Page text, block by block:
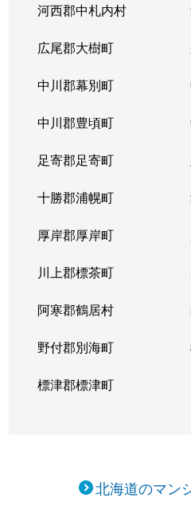
河西郡中札内村
広尾郡大樹町
中川郡幕別町
中川郡豊頃町
足寄郡足寄町
十勝郡浦幌町
厚岸郡厚岸町
川上郡標茶町
阿寒郡鶴居村
野付郡別海町
標津郡標津町
北海道のマン